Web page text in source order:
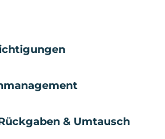
& Umtausch